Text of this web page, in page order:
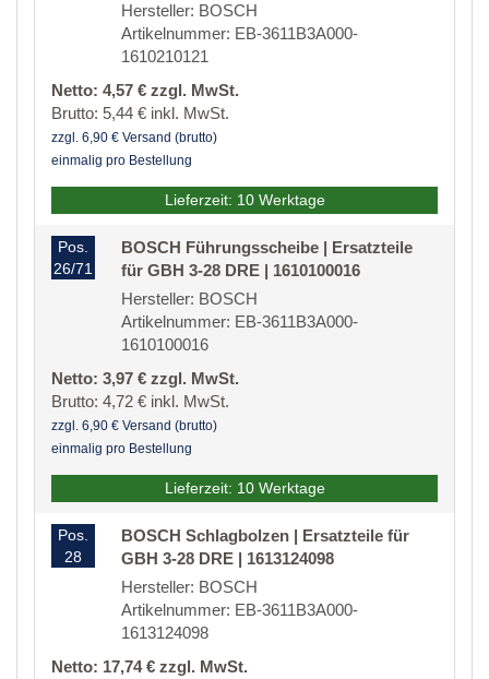
Hersteller: BOSCH
Artikelnummer: EB-3611B3A000-
1610210121
Netto: 4,57 € zzgl. MwSt.
Brutto: 5,44 € inkl. MwSt.
zzgl. 6,90 € Versand (brutto)
einmalig pro Bestellung
Lieferzeit: 10 Werktage
Pos.
26/71
BOSCH Führungsscheibe | Ersatzteile
für GBH 3-28 DRE | 1610100016
Hersteller: BOSCH
Artikelnummer: EB-3611B3A000-
1610100016
Netto: 3,97 € zzgl. MwSt.
Brutto: 4,72 € inkl. MwSt.
zzgl. 6,90 € Versand (brutto)
einmalig pro Bestellung
Lieferzeit: 10 Werktage
Pos.
28
BOSCH Schlagbolzen | Ersatzteile für
GBH 3-28 DRE | 1613124098
Hersteller: BOSCH
Artikelnummer: EB-3611B3A000-
1613124098
Netto: 17,74 € zzgl. MwSt.